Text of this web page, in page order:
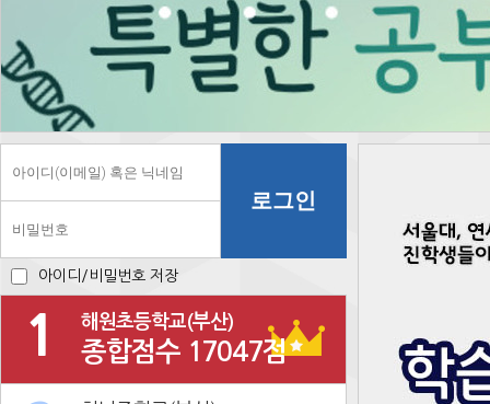
아이디/비밀번호 저장
1 해원초등학교(부산)
종합점수 17047점